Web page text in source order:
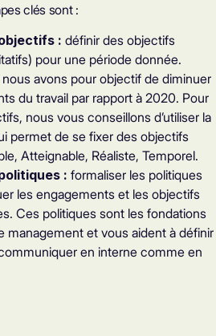
clés sont :
: définir des objectifs
pour une période donnée.
avons pour objectif de diminuer
du travail par rapport à 2020. Pour
nous vous conseillons d’utiliser la
permet de se fixer des objectifs
Atteignable, Réaliste, Temporel.
: formaliser les politiques
les engagements et les objectifs
Ces politiques sont les fondations
management et vous aident à définir
en interne comme en